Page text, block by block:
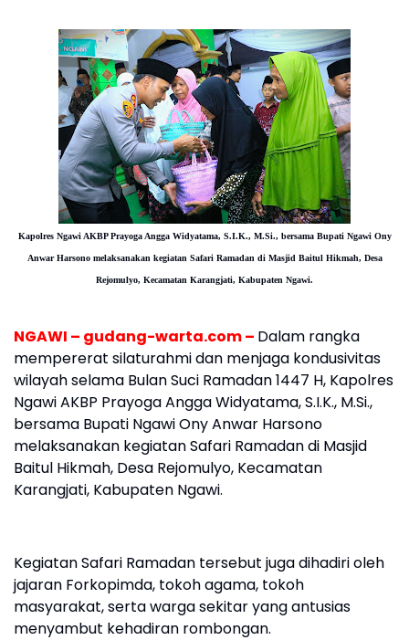
Kapolres Ngawi AKBP Prayoga Angga Widyatama, S.I.K., M.Si., bersama Bupati Ngawi Ony
Anwar Harsono melaksanakan kegiatan Safari Ramadan di Masjid Baitul Hikmah, Desa
Rejomulyo, Kecamatan Karangjati, Kabupaten Ngawi.
NGAWI – gudang-warta.com – Dalam rangka
mempererat silaturahmi dan menjaga kondusivitas
wilayah selama Bulan Suci Ramadan 1447 H, Kapolres
Ngawi AKBP Prayoga Angga Widyatama, S.I.K., M.Si.,
bersama Bupati Ngawi Ony Anwar Harsono
melaksanakan kegiatan Safari Ramadan di Masjid
Baitul Hikmah, Desa Rejomulyo, Kecamatan
Karangjati, Kabupaten Ngawi.
Kegiatan Safari Ramadan tersebut juga dihadiri oleh
jajaran Forkopimda, tokoh agama, tokoh
masyarakat, serta warga sekitar yang antusias
menyambut kehadiran rombongan.